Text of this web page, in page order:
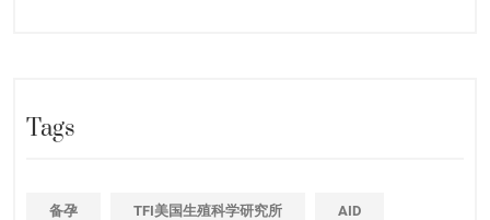
Tags
备孕 TFI美国生殖科学研究所 AID